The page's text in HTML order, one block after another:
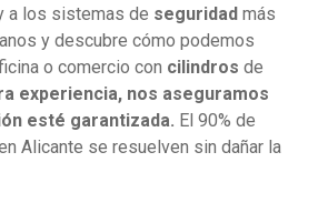
a los sistemas de seguridad más
y descubre cómo podemos
o comercio con cilindros de
experiencia, nos aseguramos
esté garantizada. El 90% de
Alicante se resuelven sin dañar la